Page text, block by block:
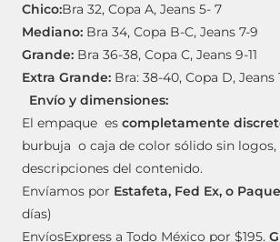
Chico:Bra 32, Copa A, Jeans 5- 7
Mediano: Bra 34, Copa B-C, Jeans 7-9
Grande: Bra 36-38, Copa C, Jeans 9-11
Extra Grande: Bra: 38-40, Copa D, Jeans
Envío y dimensiones:
El empaque es completamente
burbuja o caja de color sólido sin
descripciones del contenido.
Envíamos por Estafeta, Fed Ex, o
días)
EnvíosExpress a Todo México por $195.